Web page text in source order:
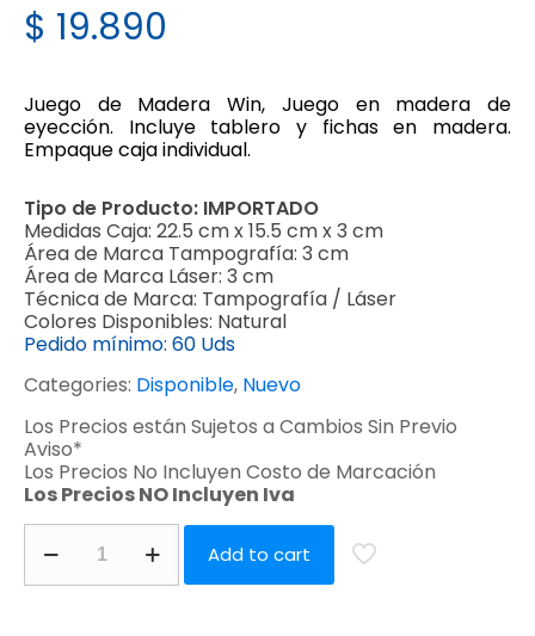
$ 19.890
Juego de Madera Win, Juego en madera de
eyección. Incluye tablero y fichas en madera.
Empaque caja individual.
Tipo de Producto: IMPORTADO
Medidas Caja: 22.5 cm x 15.5 cm x 3 cm
Área de Marca Tampografía: 3 cm
Área de Marca Láser: 3 cm
Técnica de Marca: Tampografía / Láser
Colores Disponibles: Natural
Pedido mínimo: 60 Uds
Categories: Disponible, Nuevo
Los Precios están Sujetos a Cambios Sin Previo
Aviso*
Los Precios No Incluyen Costo de Marcación
Los Precios NO Incluyen Iva
Add to cart